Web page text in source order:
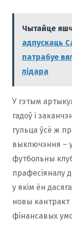
Чытайце
адпускаць
патрабуе
лідара
У гэтым
гадоў і
гульца ўсё ж
выключэння –
футбольны
прафесіяналу
у якім ён
новы
фінансавых